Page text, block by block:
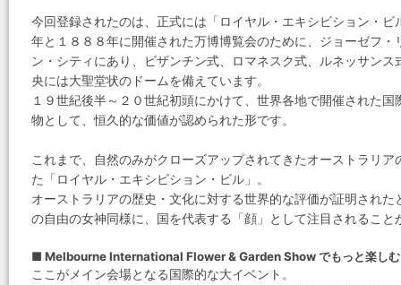
今回登録されたのは、正式には「ロイヤル・エキシビション・
年と１８８８年に開催された万博博覧会のために、ジョーゼフ
ン・シティにあり、ビザンチン式、ロマネスク式、ルネッサン
央には大聖堂状のドームを備えています。
１９世紀後半～２０世紀初頭にかけて、世界各地で開催された
物として、恒久的な価値が認められた形です。
これまで、自然のみがクローズアップされてきたオーストラリ
た「ロイヤル・エキシビション・ビル」。
オーストラリアの歴史・文化に対する世界的な評価が証明され
の自由の女神同様に、国を代表する「顔」として注目されること
■ Melbourne International Flower & Garden Show でもっと楽し
ここがメイン会場となる国際的な大イベント。